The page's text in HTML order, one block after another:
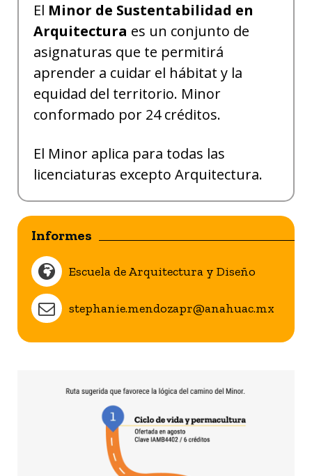
El Minor de Sustentabilidad en
Arquitectura es un conjunto de
asignaturas que te permitirá
aprender a cuidar el hábitat y la
equidad del territorio. Minor
conformado por 24 créditos.
El Minor aplica para todas las
licenciaturas excepto Arquitectura.
Informes
Escuela de Arquitectura y Diseño
stephanie.mendozapr@anahuac.mx